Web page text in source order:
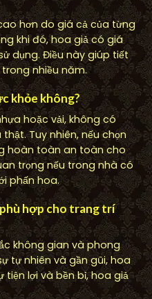
hơn do giá cả của từng
khi đó, hoa giả có giá
dụng. Điều này giúp tiết
nhiều năm.
khỏe không?
hoặc vải, không có
Tuy nhiên, nếu chọn
hoàn toàn an toàn cho
trọng nếu trong nhà có
phấn hoa.
phù hợp cho trang trí
không gian và phong
tự nhiên và gần gũi, hoa
tiện lợi và bền bỉ, hoa giả